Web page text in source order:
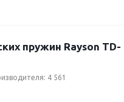
пружин Rayson TD-
4 561